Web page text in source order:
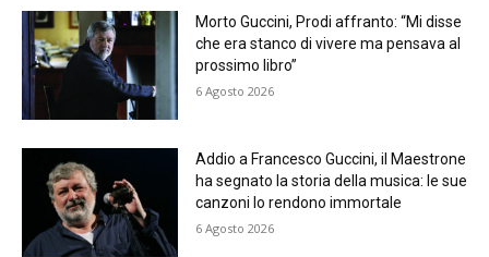
Morto Guccini, Prodi affranto: “Mi disse
che era stanco di vivere ma pensava al
prossimo libro”
6 Agosto 2026
Addio a Francesco Guccini, il Maestrone
ha segnato la storia della musica: le sue
canzoni lo rendono immortale
6 Agosto 2026